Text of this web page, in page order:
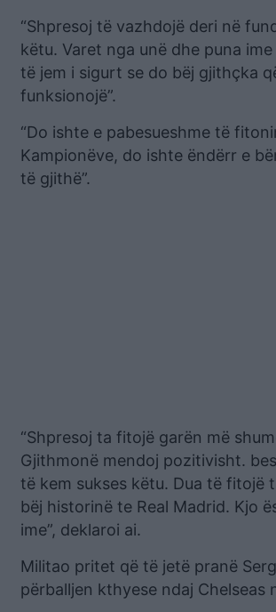
“Shpresoj të vazhdojë deri në
këtu. Varet nga unë dhe puna
të jem i sigurt se do bëj gjithçka
funksionojë”.
“Do ishte e pabesueshme të
Kampionëve, do ishte ëndërr e
të gjithë”.
“Shpresoj ta fitojë garën më
Gjithmonë mendoj pozitivisht.
të kem sukses këtu. Dua të fitojë
bëj historinë te Real Madrid. Kjo
ime”, deklaroi ai.
Militao pritet që të jetë pranë
përballjen kthyese ndaj Chelseas